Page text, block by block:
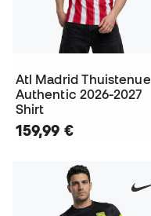
Atl Madrid Thuistenue
Authentic 2026-2027
Shirt
159,99 €